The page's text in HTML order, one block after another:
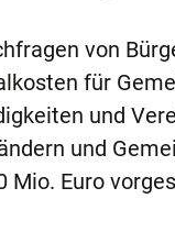
von
für
und
und
Mio. Euro